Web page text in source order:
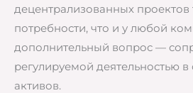
децентрализованных
потребности, что и у любой
дополнительный вопрос —
регулируемой деятельностью
активов.